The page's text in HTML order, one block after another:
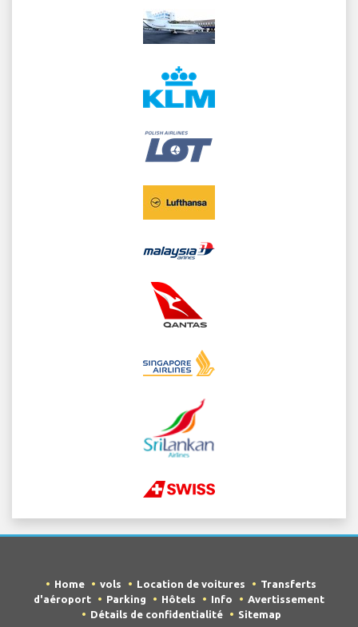
Home vols Location de voitures
Transferts
d'aéroport
Parking Hôtels Info
Avertissement
Détails de confidentialité
Sitemap